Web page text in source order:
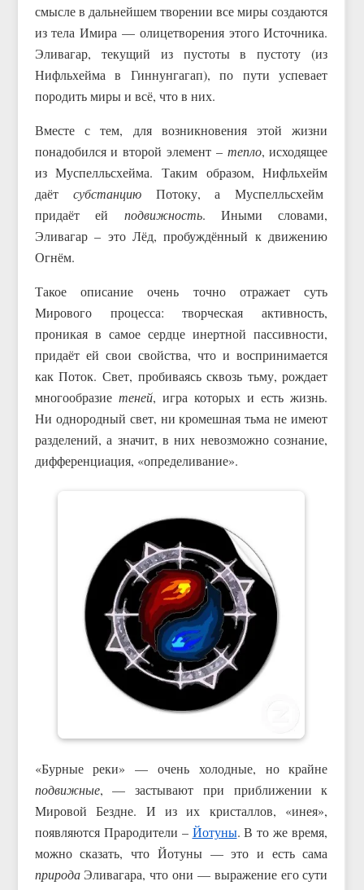
смысле в дальнейшем творении все миры создаются
из тела Имира — олицетворения этого Источника.
Эливагар, текущий из пустоты в пустоту (из
Нифльхейма в Гиннунгагап), по пути успевает
породить миры и всё, что в них.
Вместе с тем, для возникновения этой жизни
понадобился и второй элемент – тепло, исходящее
из Муспелльсхейма. Таким образом, Нифльхейм
даёт субстанциюПотоку, а Муспелльсхейм
придаёт ей подвижность. Иными словами,
Эливагар – это Лёд, пробуждённый к движению
Огнём.
Такое описание очень точно отражает суть
Мирового процесса: творческая активность,
проникая в самое сердце инертной пассивности,
придаёт ей свои свойства, что и воспринимается
как Поток. Свет, пробиваясь сквозь тьму, рождает
многообразие теней, игра которых и есть жизнь.
Ни однородный свет, ни кромешная тьма не имеют
разделений, а значит, в них невозможно сознание,
дифференциация, «определивание».
«Бурные реки» — очень холодные, но крайне
подвижные, — застывают при приближении к
Мировой Бездне. И из их кристаллов, «инея»,
появляются Прародители – Йотуны. В то же время,
можно сказать, что Йотуны — это и есть сама
природаЭливагара, что они — выражение его сути